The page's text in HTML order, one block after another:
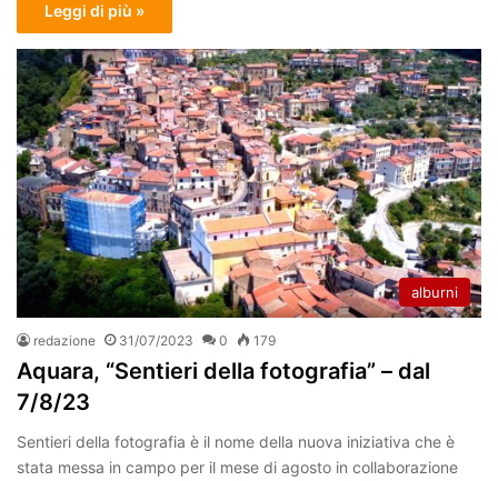
Leggi di più »
alburni
redazione 31/07/2023 0 179
Aquara, “Sentieri della fotografia” – dal
7/8/23
Sentieri della fotografia è il nome della nuova iniziativa che è
stata messa in campo per il mese di agosto in collaborazione